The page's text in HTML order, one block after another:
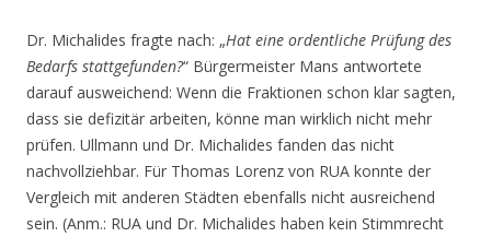
Dr. Michalides fragte nach: „Hat eine ordentliche Prüfung des
Bedarfs stattgefunden?“ Bürgermeister Mans antwortete
darauf ausweichend: Wenn die Fraktionen schon klar sagten,
dass sie defizitär arbeiten, könne man wirklich nicht mehr
prüfen. Ullmann und Dr. Michalides fanden das nicht
nachvollziehbar. Für Thomas Lorenz von RUA konnte der
Vergleich mit anderen Städten ebenfalls nicht ausreichend
sein. (Anm.: RUA und Dr. Michalides haben kein Stimmrecht